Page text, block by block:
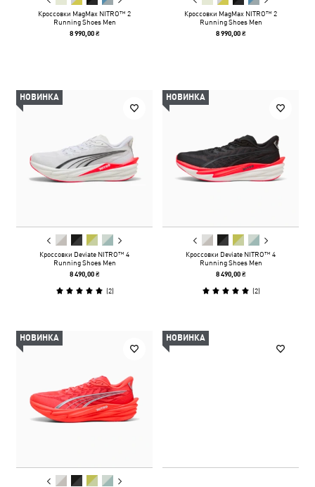
Кроссовки MagMax NITRO™ 2
Running Shoes Men
8 990,00 ₴
Кроссовки MagMax NITRO™ 2
Running Shoes Men
8 990,00 ₴
НОВИНКА
Кроссовки Deviate NITRO™ 4
Running Shoes Men
8 490,00 ₴
(2)
НОВИНКА
Кроссовки Deviate NITRO™ 4
Running Shoes Men
8 490,00 ₴
(2)
НОВИНКА НОВИНКА